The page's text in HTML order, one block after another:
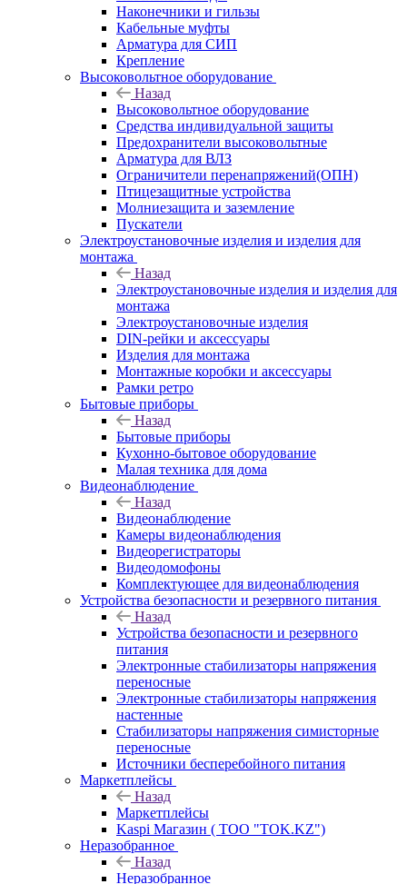
Наконечники и гильзы
Кабельные муфты
Арматура для СИП
Крепление
Высоковольтное оборудование
Назад
Высоковольтное оборудование
Средства индивидуальной защиты
Предохранители высоковольтные
Арматура для ВЛЗ
Ограничители перенапряжений(ОПН)
Птицезащитные устройства
Молниезащита и заземление
Пускатели
Электроустановочные изделия и изделия для
монтажа
Назад
Электроустановочные изделия и изделия для
монтажа
Электроустановочные изделия
DIN-рейки и аксессуары
Изделия для монтажа
Монтажные коробки и аксессуары
Рамки ретро
Бытовые приборы
Назад
Бытовые приборы
Кухонно-бытовое оборудование
Малая техника для дома
Видеонаблюдение
Назад
Видеонаблюдение
Камеры видеонаблюдения
Видеорегистраторы
Видеодомофоны
Комплектующее для видеонаблюдения
Устройства безопасности и резервного питания
Назад
Устройства безопасности и резервного
питания
Электронные стабилизаторы напряжения
переносные
Электронные стабилизаторы напряжения
настенные
Стабилизаторы напряжения симисторные
переносные
Источники бесперебойного питания
Маркетплейсы
Назад
Маркетплейсы
Kaspi Магазин ( ТОО "TOK.KZ")
Неразобранное
Назад
Неразобранное